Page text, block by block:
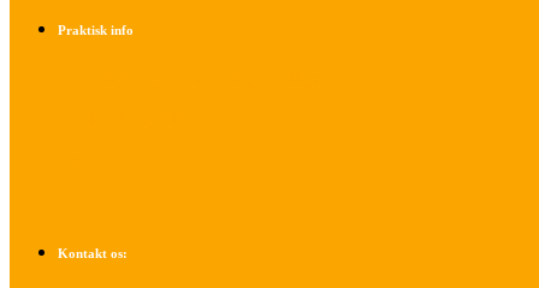
Praktisk info
Kontakt os: